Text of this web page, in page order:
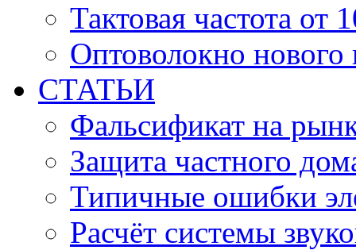
Тактовая частота от
Оптоволокно нового
СТАТЬИ
Фальсификат на
Защита частного
Типичные ошибки
Расчёт системы